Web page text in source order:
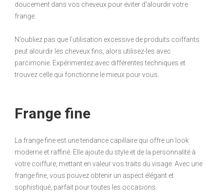
doucement dans vos cheveux pour éviter d’alourdir votre
frange.
N’oubliez pas que l’utilisation excessive de produits coiffants
peut alourdir les cheveux fins, alors utilisez-les avec
parcimonie. Expérimentez avec différentes techniques et
trouvez celle qui fonctionne le mieux pour vous.
Frange fine
La frange fine est une tendance capillaire qui offre un look
moderne et raffiné. Elle ajoute du style et de la personnalité à
votre coiffure, mettant en valeur vos traits du visage. Avec une
frange fine, vous pouvez obtenir un aspect élégant et
sophistiqué, parfait pour toutes les occasions.